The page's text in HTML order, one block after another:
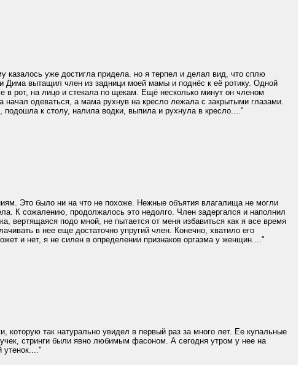
казалось уже достигла придела. но я терпел и делал вид, что сплю
Дима вытащил член из задници моей мамы и поднёс к её ротику. Одной
в рот, на лицо и стекала по щекам. Ещё несколько минут он членом
одеваться, а мама рухнув на кресло лежала с закрытыми глазами.
к столу, налила водки, выпила и рухнула в кресло...."
Это было ни на что не похоже. Нежные объятия влагалища не могли
К сожалению, продолжалось это недолго. Член задергался и наполнил
вертящаяся подо мной, не пытается от меня избавиться как я все время
в нее еще достаточно упругий член. Конечно, хватило его
и нет, я не силен в определении признаков оргазма у женщин...."
так натурально увидел в первый раз за много лет. Ее купальные
стринги были явно любимым фасоном. А сегодня утром у нее на
утенок...."